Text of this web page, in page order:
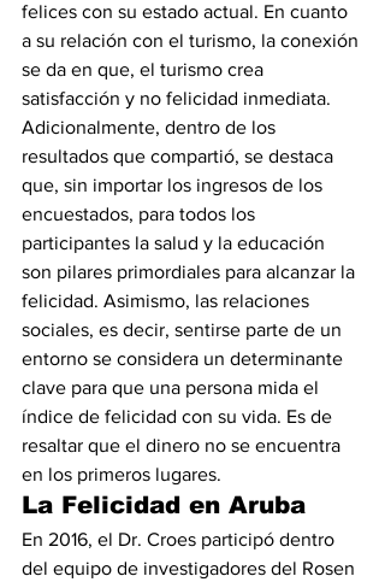
felices con su estado actual. En cuanto
a su relación con el turismo, la conexión
se da en que, el turismo crea
satisfacción y no felicidad inmediata.
Adicionalmente, dentro de los
resultados que compartió, se destaca
que, sin importar los ingresos de los
encuestados, para todos los
participantes la salud y la educación
son pilares primordiales para alcanzar la
felicidad. Asimismo, las relaciones
sociales, es decir, sentirse parte de un
entorno se considera un determinante
clave para que una persona mida el
índice de felicidad con su vida. Es de
resaltar que el dinero no se encuentra
en los primeros lugares.
La Felicidad en Aruba
En 2016, el Dr. Croes participó dentro
del equipo de investigadores del Rosen